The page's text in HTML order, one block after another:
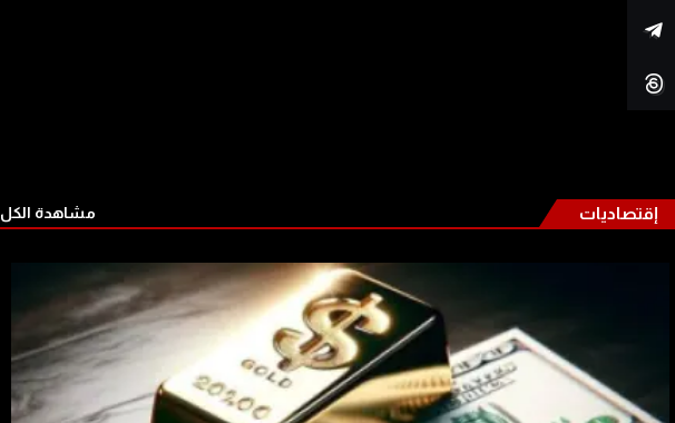
إقتصاديات مشاهدة الكل